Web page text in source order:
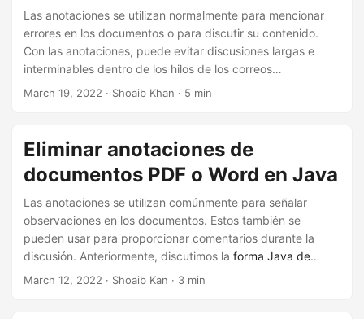
Las anotaciones se utilizan normalmente para mencionar
errores en los documentos o para discutir su contenido.
Con las anotaciones, puede evitar discusiones largas e
interminables dentro de los hilos de los correos
electrónicos. En este artículo, aprenderá cómo agregar y
March 19, 2022 · Shoaib Khan · 5 min
Eliminar anotaciones de
documentos PDF o Word en Java
Las anotaciones se utilizan comúnmente para señalar
observaciones en los documentos. Estos también se
pueden usar para proporcionar comentarios durante la
discusión. Anteriormente, discutimos la forma Java de
agregar diferentes anotaciones a documentos PDF
March 12, 2022 · Shoaib Kan · 3 min